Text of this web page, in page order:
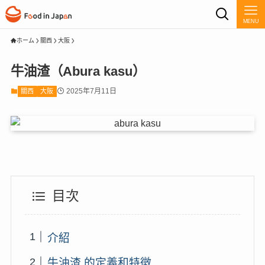
MENU
ホーム 關西 大阪
牛油渣（Abura kasu）
關西 大阪 2025年7月11日
目次
介紹